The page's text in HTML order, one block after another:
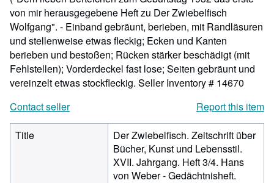
von mir herausgegebene Heft zu Der Zwiebelfisch
Wolfgang". - Einband gebräunt, berieben, mit Randläsuren
und stellenweise etwas fleckig; Ecken und Kanten
berieben und bestoßen; Rücken stärker beschädigt (mit
Fehlstellen); Vorderdeckel fast lose; Seiten gebräunt und
vereinzelt etwas stockfleckig. Seller Inventory # 14670
Contact seller
Report this item
Title
Der Zwiebelfisch. Zeitschrift über
Bücher, Kunst und Lebensstil.
XVII. Jahrgang. Heft 3/4. Hans
von Weber - Gedächtnisheft.